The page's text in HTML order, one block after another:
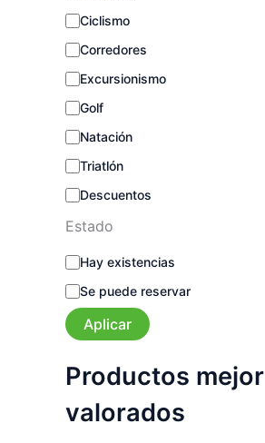
Ciclismo
Corredores
Excursionismo
Golf
Natación
Triatlón
Descuentos
Estado
E
t
a
d
Hay existencias
Se puede reservar
Aplicar
Productos mejor
valorados